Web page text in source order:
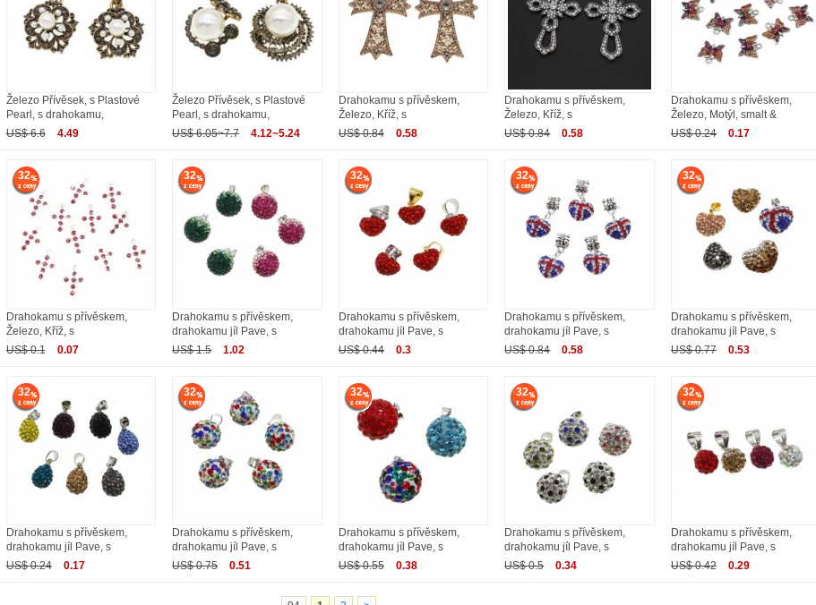
Železo Přívěsek, s Plastové
Pearl, s drahokamu,
US$ 6.6
4.49
Železo Přívěsek, s Plastové
Pearl, s drahokamu,
US$ 6.05~7.7
4.12~5.24
Drahokamu s přívěskem,
Železo, Kříž, s
US$ 0.84
0.58
Drahokamu s přívěskem,
Železo, Kříž, s
US$ 0.84
0.58
Drahokamu s přívěskem,
Železo, Motýl, smalt &
US$ 0.24
0.17
32
Drahokamu s přívěskem,
Železo, Kříž, s
US$ 0.1
0.07
32
Drahokamu s přívěskem,
drahokamu jíl Pave, s
US$ 1.5
1.02
32
Drahokamu s přívěskem,
drahokamu jíl Pave, s
US$ 0.44
0.3
32
Drahokamu s přívěskem,
drahokamu jíl Pave, s
US$ 0.84
0.58
32
Drahokamu s přívěskem,
drahokamu jíl Pave, s
US$ 0.77
0.53
32
Drahokamu s přívěskem,
drahokamu jíl Pave, s
US$ 0.24
0.17
32
Drahokamu s přívěskem,
drahokamu jíl Pave, s
US$ 0.75
0.51
32
Drahokamu s přívěskem,
drahokamu jíl Pave, s
US$ 0.55
0.38
32
Drahokamu s přívěskem,
drahokamu jíl Pave, s
US$ 0.5
0.34
32
Drahokamu s přívěskem,
drahokamu jíl Pave, s
US$ 0.42
0.29